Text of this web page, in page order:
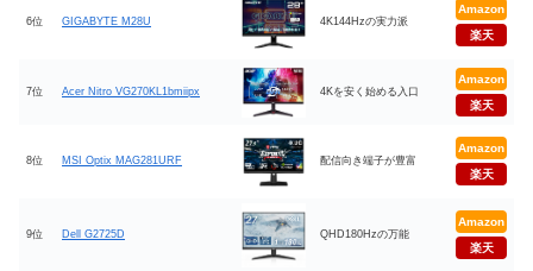
6位 GIGABYTE M28U 4K144Hzの実力派
Amazon
楽天
7位 Acer Nitro VG270KL1bmiipx 4Kを安く始める入口
Amazon
楽天
8位 MSI Optix MAG281URF 配信向き端子が豊富
Amazon
楽天
9位 Dell G2725D QHD180Hzの万能
Amazon
楽天